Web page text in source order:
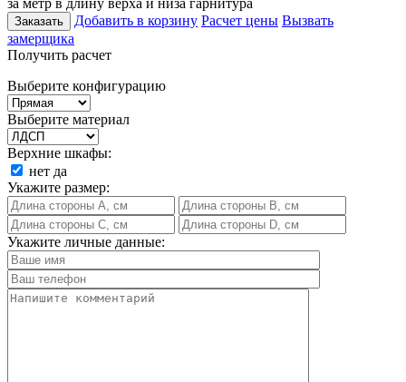
Заказать Добавить в корзину Расчет цены Вызвать
замерщика
Получить расчет
Выберите конфигурацию
Выберите материал
Верхние шкафы:
нет да
Укажите размер:
Укажите личные данные: